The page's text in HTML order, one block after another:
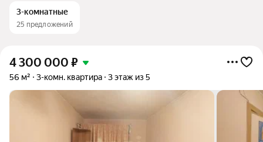
3-комнатные
25 предложений
4 300 000 ₽
56 м² 3-комн. квартира 3 этаж из 5